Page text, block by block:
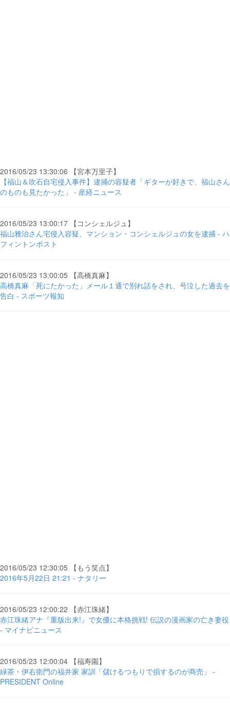
2016/05/23 13:30:06 【宮本万里子】
【福山＆吹石自宅侵入事件】逮捕の容疑者「ギターが好きで、福山さん
のものも見たかった」 - 産経ニュース
2016/05/23 13:00:17 【コンシェルジュ】
福山雅治さん宅侵入容疑、マンション・コンシェルジュの女を逮捕 - ハ
フィントンポスト
2016/05/23 13:00:05 【高橋真麻】
高橋真麻「死にたかった」メール１通で別れ話をされ、号泣した過去を
告白 - スポーツ報知
2016/05/23 12:30:05 【もう笑点】
2016年5月22日 21:21 - ナタリー
2016/05/23 12:00:22 【赤江珠緒】
赤江珠緒アナ『重版出来!』で女優に本格挑戦! 伝説の漫画家の亡き妻役
- マイナビニュース
2016/05/23 12:00:04 【福寿園】
緑茶・伊右衛門の福井家 家訓「儲けるつもりで損するのが商売」 -
PRESIDENT Online